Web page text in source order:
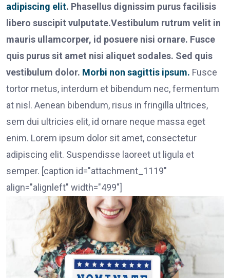
adipiscing elit. Phasellus dignissim purus facilisis
libero suscipit vulputate.Vestibulum rutrum velit in
mauris ullamcorper, id posuere nisi ornare. Fusce
quis purus sit amet nisi aliquet sodales. Sed quis
vestibulum dolor. Morbi non sagittis ipsum. Fusce
tortor metus, interdum et bibendum nec, fermentum
at nisl. Aenean bibendum, risus in fringilla ultrices,
sem dui ultricies elit, id ornare neque massa eget
enim. Lorem ipsum dolor sit amet, consectetur
adipiscing elit. Suspendisse laoreet ut ligula et
semper. [caption id="attachment_1119"
align="alignleft" width="499"]